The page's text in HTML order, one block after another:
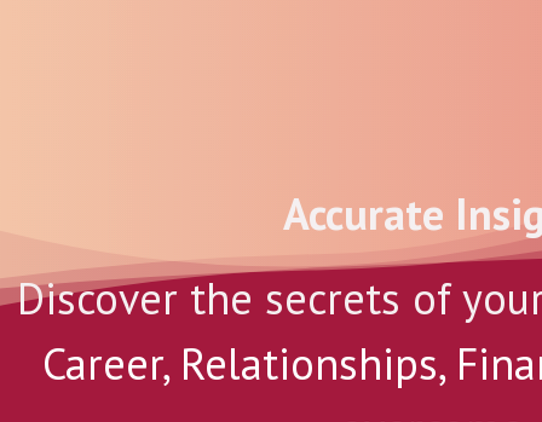
Accurate
Discover the secrets of
Career, Relationships,